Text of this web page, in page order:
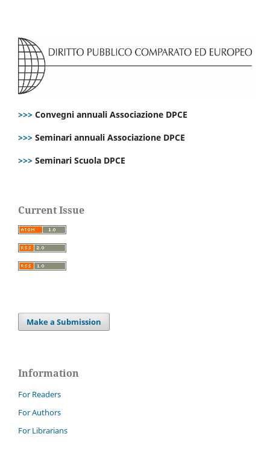
>>> Convegni annuali Associazione DPCE
>>> Seminari annuali Associazione DPCE
>>> Seminari Scuola DPCE
Current Issue
Make a Submission
Information
For Readers
For Authors
For Librarians